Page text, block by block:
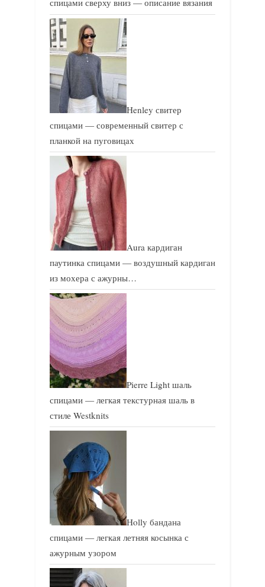
спицами сверху вниз — описание вязания
Henley свитер
спицами — современный свитер с
планкой на пуговицах
Aura кардиган
паутинка спицами — воздушный кардиган
из мохера с ажурны…
Pierre Light шаль
спицами — легкая текстурная шаль в
стиле Westknits
Holly бандана
спицами — легкая летняя косынка с
ажурным узором